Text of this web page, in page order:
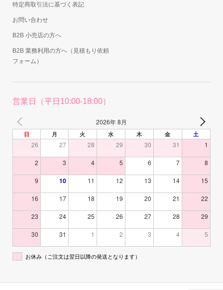
特定商取引法に基づく表記
お問い合わせ
B2B 小売店の方へ
B2B 業務利用の方へ（見積もり依頼
フォーム）
営業日（平日10:00-18:00）
2026年 8月
日 月 火 水 木 金 土
26 27 28 29 30 31 1
2 3 4 5 6 7 8
9 10 11 12 13 14 15
16 17 18 19 20 21 22
23 24 25 26 27 28 29
30 31 1 2 3 4 5
お休み（ご注文は翌日以降の発送となります）